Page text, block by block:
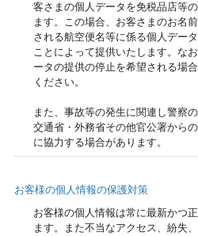
客さまの個人データを免税品店等
ます。この場合、お客さまのお名
される航空便名等に係る個人デー
ことによって提供いたします。な
ータの提供の停止を希望される場
ください。
また、事故等の発生に関連し警察
交通省・外務省その他官公署から
に協力する場合があります。
お客様の個人情報の保護対策
お客様の個人情報は常に最新かつ
ます。また不当なアクセス、紛失